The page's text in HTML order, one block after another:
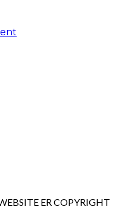
ER COPYRIGHT